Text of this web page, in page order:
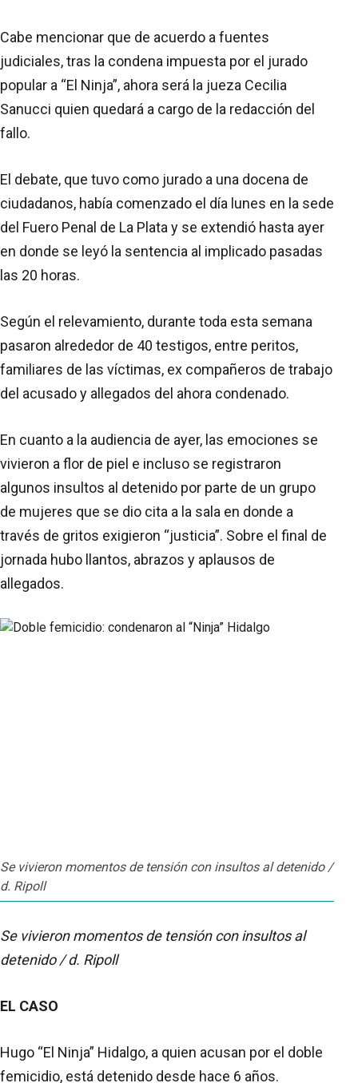
Cabe mencionar que de acuerdo a fuentes
judiciales, tras la condena impuesta por el jurado
popular a “El Ninja”, ahora será la jueza Cecilia
Sanucci quien quedará a cargo de la redacción del
fallo.
El debate, que tuvo como jurado a una docena de
ciudadanos, había comenzado el día lunes en la sede
del Fuero Penal de La Plata y se extendió hasta ayer
en donde se leyó la sentencia al implicado pasadas
las 20 horas.
Según el relevamiento, durante toda esta semana
pasaron alrededor de 40 testigos, entre peritos,
familiares de las víctimas, ex compañeros de trabajo
del acusado y allegados del ahora condenado.
En cuanto a la audiencia de ayer, las emociones se
vivieron a flor de piel e incluso se registraron
algunos insultos al detenido por parte de un grupo
de mujeres que se dio cita a la sala en donde a
través de gritos exigieron “justicia”. Sobre el final de
jornada hubo llantos, abrazos y aplausos de
allegados.
Se vivieron momentos de tensión con insultos al detenido /
d. Ripoll
Se vivieron momentos de tensión con insultos al
detenido / d. Ripoll
EL CASO
Hugo “El Ninja” Hidalgo, a quien acusan por el doble
femicidio, está detenido desde hace 6 años.